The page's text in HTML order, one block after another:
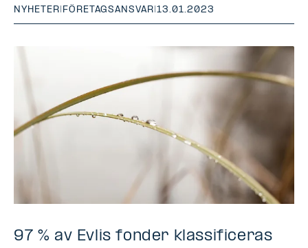
NYHETER FÖRETAGSANSVAR |13.01.2023
97 % av Evlis fonder klassificeras